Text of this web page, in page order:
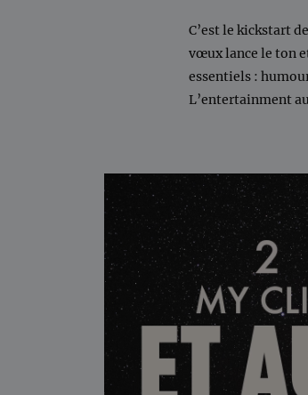
C’est le kickstart
vœux lance le ton
essentiels :
L’entertainment